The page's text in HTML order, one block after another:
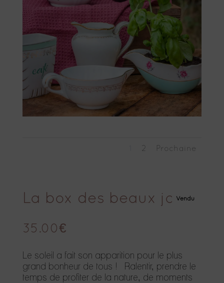
2 Prochaine
La box des beaux jours
35.00 €
Vendu
Le soleil a fait son apparition pour le plus
grand bonheur de tous ! Ralentir, prendre le
temps de profiter de la nature, de moments